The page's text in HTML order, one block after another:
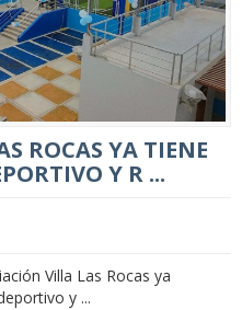
ROCAS YA TIENE
Y R ...
Villa Las Rocas ya
y ...